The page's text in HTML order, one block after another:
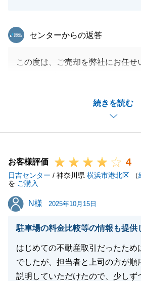
続きを読む
東急リバブル
センターからの返答
この度は、ご売却を弊社にお任せ
気持ちもあったと思いますが、無
今後も何かございましたら、お気
お客様評価 4
日吉センター / 神奈川県 横浜市港北区 （
を ご購入
N様
N様 2025年10月15日
駐車場の料金比較等の情報も提供
はじめての不動産取引だったため
でしたが、担当者と上司の方が順
説明していただけたので、少しず